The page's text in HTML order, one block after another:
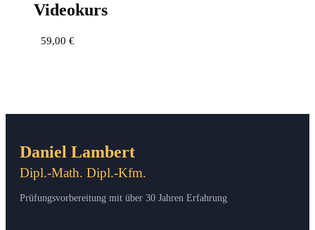
Videokurs
59,00 €
Daniel Lambert
Dipl.-Math. Dipl.-Kfm.
Prüfungsvorbereitung mit über 30 Jahren Erfahrung